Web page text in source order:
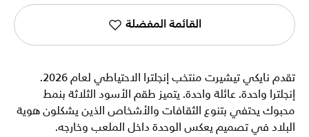
القائمة المفضلة
تقدم نايكي تيشيرت منتخب إنجلترا الاحتياطي لعام 2026.
إنجلترا واحدة. عائلة واحدة. يتميز طقم الأسود الثلاثة بنمط
محبوك يحتفي بتنوع الثقافات والأشخاص الذين يشكلون هوية
البلاد في تصميم يعكس الوحدة داخل الملعب وخارجه.